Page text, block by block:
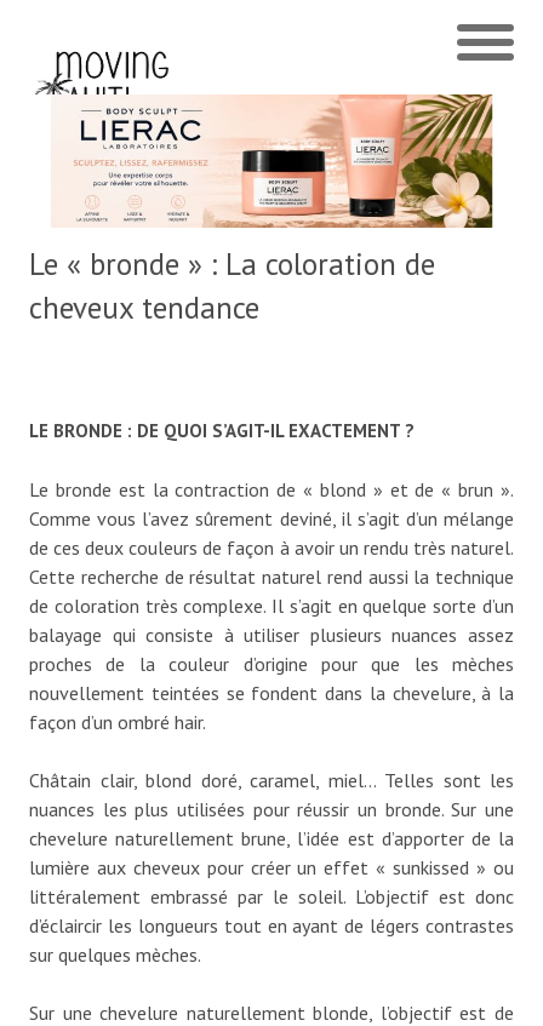
Le « bronde » : La coloration de
cheveux tendance
LE BRONDE : DE QUOI S’AGIT-IL EXACTEMENT ?
Le bronde est la contraction de « blond » et de « brun ».
Comme vous l’avez sûrement deviné, il s’agit d’un mélange
de ces deux couleurs de façon à avoir un rendu très naturel.
Cette recherche de résultat naturel rend aussi la technique
de coloration très complexe. Il s’agit en quelque sorte d’un
balayage qui consiste à utiliser plusieurs nuances assez
proches de la couleur d’origine pour que les mèches
nouvellement teintées se fondent dans la chevelure, à la
façon d’un ombré hair.
Châtain clair, blond doré, caramel, miel… Telles sont les
nuances les plus utilisées pour réussir un bronde. Sur une
chevelure naturellement brune, l’idée est d’apporter de la
lumière aux cheveux pour créer un effet « sunkissed » ou
littéralement embrassé par le soleil. L’objectif est donc
d’éclaircir les longueurs tout en ayant de légers contrastes
sur quelques mèches.
Sur une chevelure naturellement blonde, l’objectif est de